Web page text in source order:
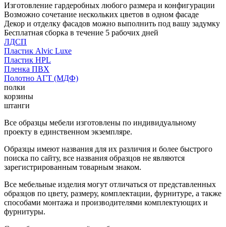
Изготовление гардеробных любого размера и конфигурации
Возможно сочетание нескольких цветов в одном фасаде
Декор и отделку фасадов можно выполнить под вашу задумку
Бесплатная сборка в течение 5 рабочих дней
ЛДСП
Пластик Alvic Luxe
Пластик HPL
Пленка ПВХ
Полотно АГТ (МДФ)
полки
корзины
штанги
Все образцы мебели изготовлены по индивидуальному
проекту в единственном экземпляре.
Образцы имеют названия для их различия и более быстрого
поиска по сайту, все названия образцов не являются
зарегистрированным товарным знаком.
Все мебельные изделия могут отличаться от представленных
образцов по цвету, размеру, комплектации, фурнитуре, а также
способами монтажа и производителями комплектующих и
фурнитуры.